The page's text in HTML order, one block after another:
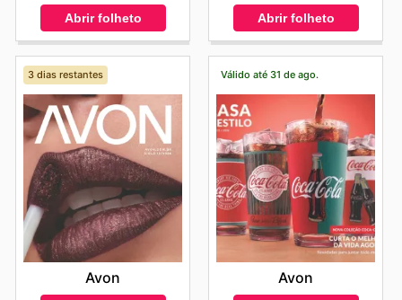
Abrir folheto Abrir folheto
3 dias restantes
Avon
Válido até 31 de ago.
Avon